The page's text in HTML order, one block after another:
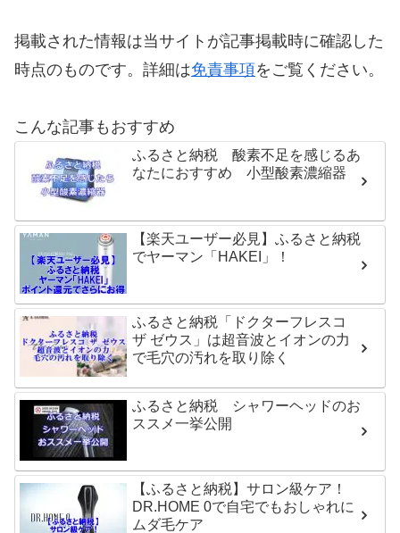
掲載された情報は当サイトが記事掲載時に確認した
時点のものです。詳細は免責事項をご覧ください。
こんな記事もおすすめ
ふるさと納税 酸素不足を感じるあ
なたにおすすめ 小型酸素濃縮器
【楽天ユーザー必見】ふるさと納税
でヤーマン「HAKEI」！
ふるさと納税「ドクターフレスコ
ザ ゼウス」は超音波とイオンの力
で毛穴の汚れを取り除く
ふるさと納税 シャワーヘッドのお
ススメ一挙公開
【ふるさと納税】サロン級ケア！
DR.HOME 0で自宅でもおしゃれに
ムダ毛ケア